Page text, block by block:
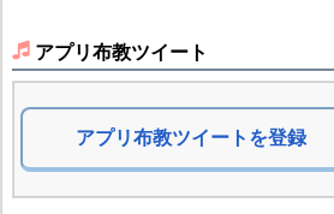
アプリ布教ツイート
アプリ布教ツイートを登録